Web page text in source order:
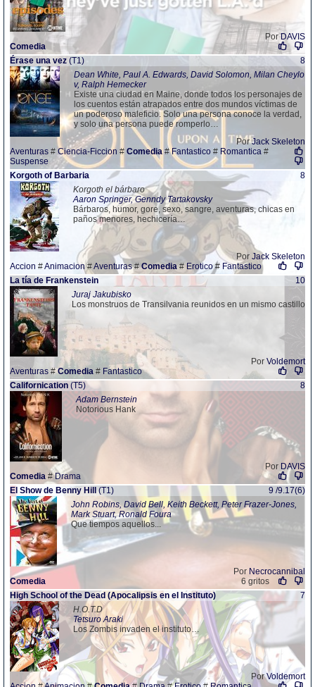
PorDAVIS
Comedia
Érase una vez (T1)
8
Dean White, Paul A. Edwards, David Solomon, Milan Cheylo
v, Ralph Hemecker
Existe una ciudad en Maine, donde todos los personajes de
los cuentos están atrapados entre dos mundos víctimas de
un poderoso maleficio. Solo una persona conoce la verdad,
y solo una persona puede romperlo…
PorJack Skeleton
Aventuras # Ciencia-Ficcion # Comedia #Fantastico # Romantica #
Suspense
Korgoth of Barbaria
8
Korgoth el bárbaro
Aaron Springer, Genndy Tartakovsky
Bárbaros, humor, gore, sexo, sangre, aventuras, chicas en
paños menores, hechicería…
Por Jack Skeleton
Accion #Animacion#Aventuras#Comedia# Erotico# Fantastico
La tía de Frankenstein
10
Juraj Jakubisko
Los monstruos de Transilvania reunidos en un mismo castillo
Por Voldemort
Aventuras #Comedia # Fantastico
Californication (T5)
8
Adam Bernstein
Notorious Hank
Por DAVIS
Comedia #Drama
El Show de Benny Hill (T1)
9 /9.17(6)
John Robins, David Bell, Keith Beckett, Peter Frazer-Jones,
Mark Stuart, Ronald Foura
Que tiempos aquellos...
Por Necrocannibal
Comedia
6 gritos
High School of the Dead (Apocalipsis en el Instituto)
7
H.O.T.D
Tetsuro Araki
Los Zombis invaden el instituto…
PorVoldemort